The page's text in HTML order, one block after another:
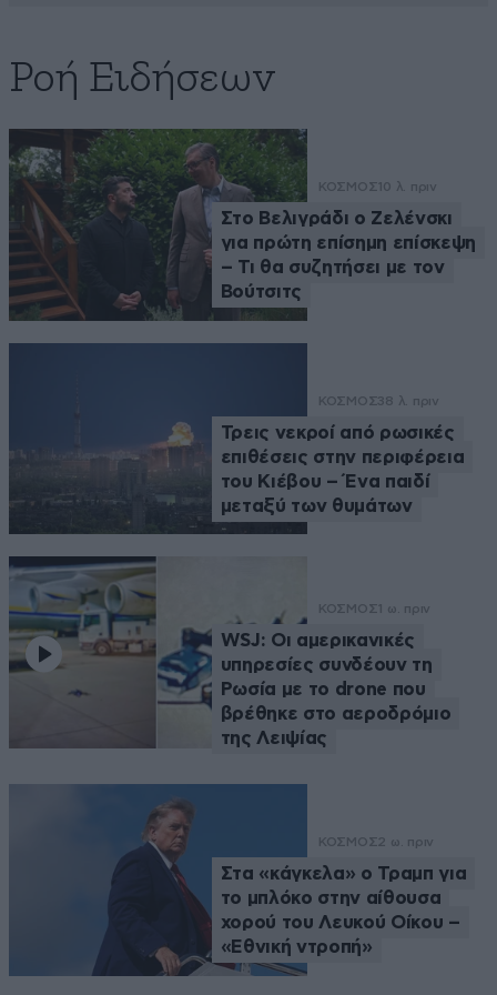
Ροή Ειδήσεων
ΚΟΣΜΟΣ 10 λ. πριν
Στο Βελιγράδι ο Ζελένσκι
για πρώτη επίσημη επίσκεψη
– Τι θα συζητήσει με τον
Βούτσιτς
ΚΟΣΜΟΣ38 λ. πριν
Τρεις νεκροί από ρωσικές
επιθέσεις στην περιφέρεια
του Κιέβου – Ένα παιδί
μεταξύ των θυμάτων
ΚΟΣΜΟΣ 1 ω. πριν
WSJ: Οι αμερικανικές
υπηρεσίες συνδέουν τη
Ρωσία με το drone που
βρέθηκε στο αεροδρόμιο
της Λειψίας
ΚΟΣΜΟΣ2 ω. πριν
Στα «κάγκελα» ο Τραμπ για
το μπλόκο στην αίθουσα
χορού του Λευκού Οίκου –
«Εθνική ντροπή»